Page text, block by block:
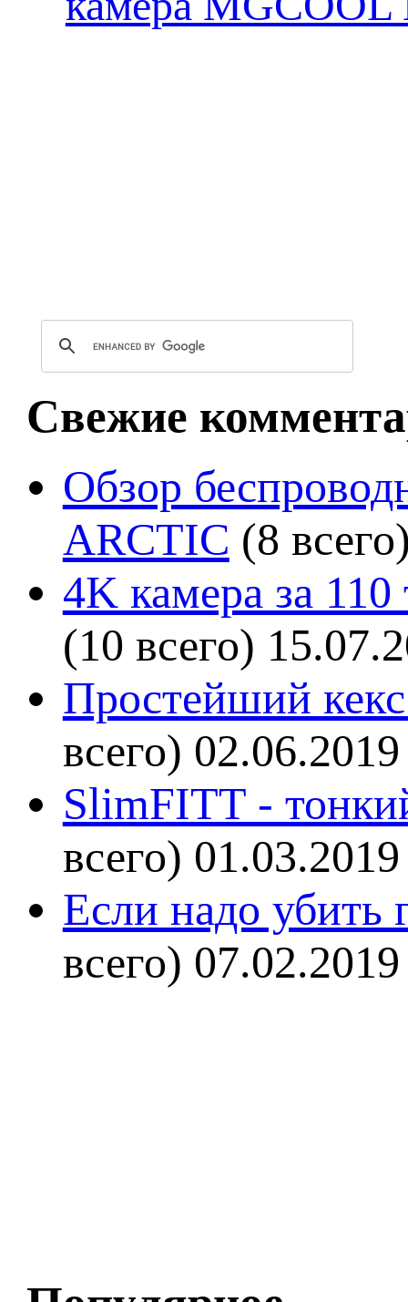
Свежие
Обзор
ARCTIC (8
4K камера за
(10 всего)
Простейший кекс
всего) 02.06.2019
SlimFITT -
всего) 01.03.2019
Если надо убить
всего) 07.02.2019